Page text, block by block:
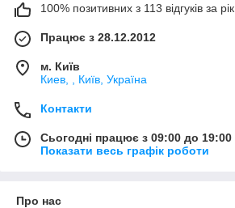
100% позитивних з 113 відгуків за рік
Працює з 28.12.2012
м. Київ
Киев, , Київ, Україна
Контакти
Сьогодні працює з 09:00 до 19:00
Показати весь графік роботи
Про нас